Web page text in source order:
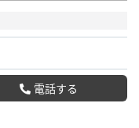
電話する